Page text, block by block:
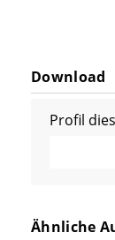
Download
Profil
Ähnliche